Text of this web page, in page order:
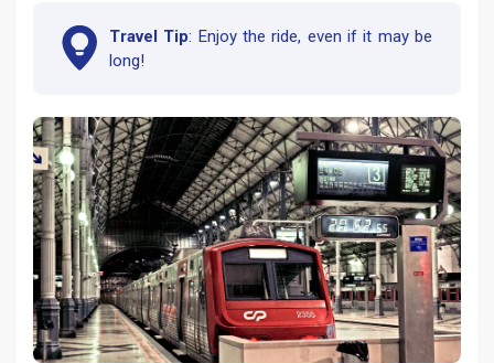
Travel Tip: Enjoy the ride, even if it may be
long!